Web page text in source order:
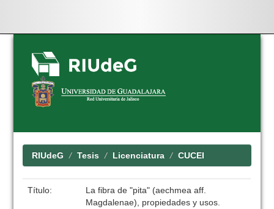
Skip
navigation
RIUdeG Tesis Licenciatura CUCEI
Título:
La fibra de "pita" (aechmea aff.
Magdalenae), propiedades y usos.